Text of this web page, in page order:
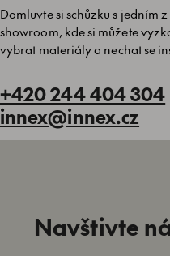
Domluvte si schůzku s jedním
showroom, kde si můžete
vybrat materiály a nechat se
+420 244 404 304
innex@innex.cz
Navštivte